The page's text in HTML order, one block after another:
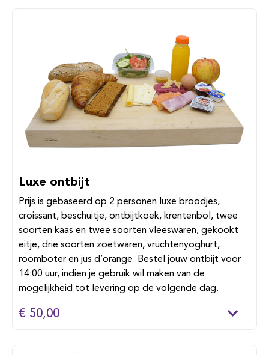
Luxe ontbijt
Prijs is gebaseerd op 2 personen luxe broodjes,
croissant, beschuitje, ontbijtkoek, krentenbol, twee
soorten kaas en twee soorten vleeswaren, gekookt
eitje, drie soorten zoetwaren, vruchtenyoghurt,
roomboter en jus d’orange. Bestel jouw ontbijt voor
14:00 uur, indien je gebruik wil maken van de
mogelijkheid tot levering op de volgende dag.
€ 50,00